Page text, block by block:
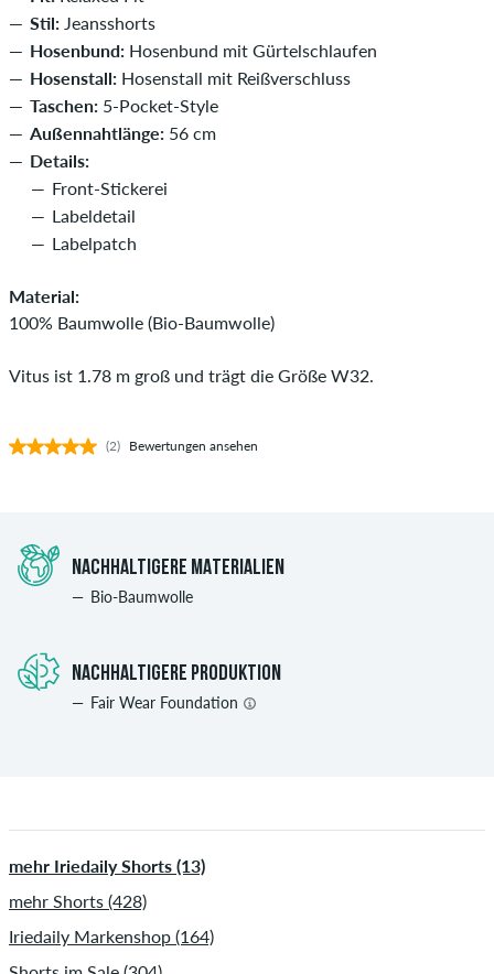
Stil: Jeansshorts
Hosenbund: Hosenbund mit Gürtelschlaufen
Hosenstall: Hosenstall mit Reißverschluss
Taschen: 5-Pocket-Style
Außennahtlänge: 56 cm
Details:
Front-Stickerei
Labeldetail
Labelpatch
Material:
100% Baumwolle (Bio-Baumwolle)
Vitus ist 1.78 m groß und trägt die Größe W32.
(2) Bewertungen ansehen
NACHHALTIGERE MATERIALIEN
Bio-Baumwolle
NACHHALTIGERE PRODUKTION
Fair Wear Foundation
mehr Iriedaily Shorts (13)
mehr Shorts (428)
Iriedaily Markenshop (164)